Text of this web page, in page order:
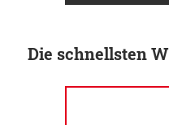
Die schnellsten